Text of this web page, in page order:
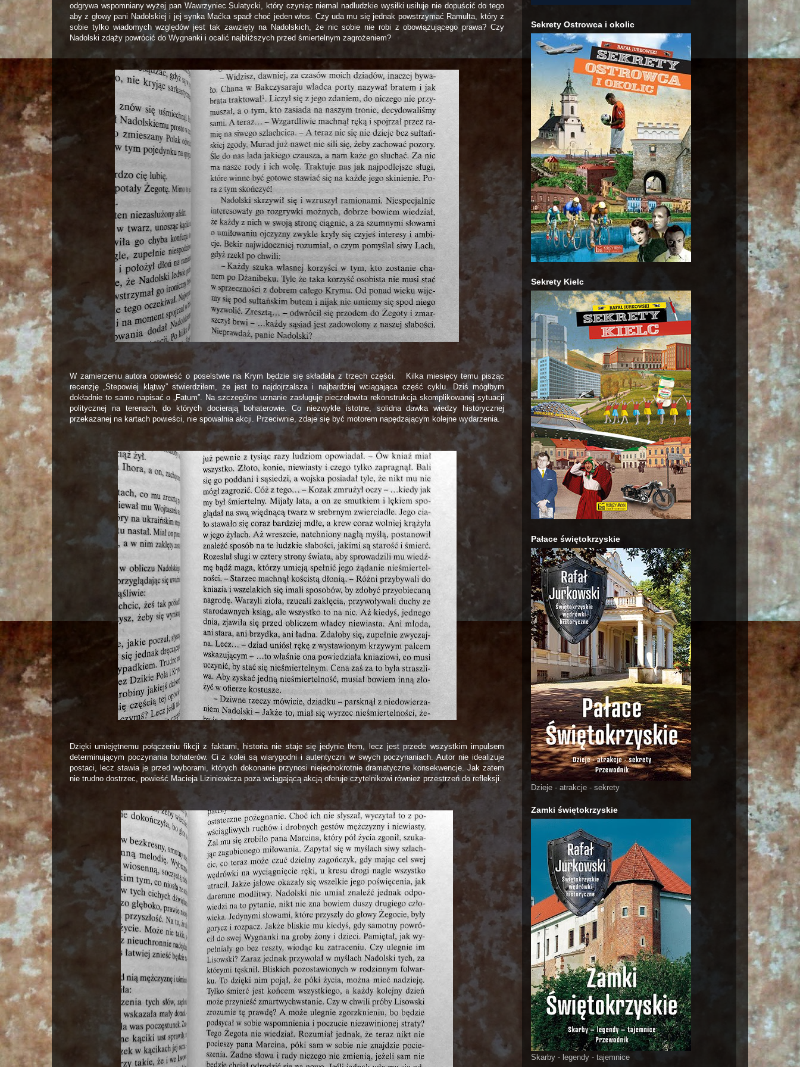
odgrywa wspomniany wyżej pan Wawrzyniec Sulatycki, który czyniąc niemal nadludzkie wysiłki usiłuje nie dopuścić do tego
aby z głowy pani Nadolskiej i jej synka Maćka spadł choć jeden włos. Czy uda mu się jednak powstrzymać Ramulta, który z
sobie tylko wiadomych względów jest tak zawzięty na Nadolskich, że nic sobie nie robi z obowiązującego prawa? Czy
Nadolski zdąży powrócić do Wygnanki i ocalić najbliższych przed śmiertelnym zagrożeniem?
W zamierzeniu autora opowieść o poselstwie na Krym będzie się składała z trzech części.
Kilka miesięcy temu pisząc
recenzję „Stepowiej klątwy” stwierdziłem, że jest to najdojrzalsza i najbardziej wciągająca część cyklu. Dziś mógłbym
dokładnie to samo napisać o „Fatum”. Na szczególne uznanie zasługuje pieczołowita rekonstrukcja skomplikowanej sytuacji
politycznej na terenach, do których docierają bohaterowie. Co niezwykle istotne, solidna dawka wiedzy historycznej
przekazanej na kartach powieści, nie spowalnia akcji. Przeciwnie, zdaje się być motorem napędzającym kolejne wydarzenia.
Dzięki umiejętnemu połączeniu fikcji z faktami, historia nie staje się jedynie tłem, lecz jest przede wszystkim impulsem
determinującym poczynania bohaterów. Ci z kolei są wiarygodni i autentyczni w swych poczynaniach. Autor nie idealizuje
postaci, lecz stawia je przed wyborami, których dokonanie przynosi niejednokrotnie dramatyczne konsekwencje. Jak zatem
nie trudno dostrzec, powieść Macieja Liziniewicza poza wciągającą akcją oferuje czytelnikowi również przestrzeń do refleksji.
Sekrety Ostrowca i okolic
Sekrety Kielc
Pałace świętokrzyskie
Dzieje - atrakcje - sekrety
Zamki świętokrzyskie
Skarby - legendy - tajemnice